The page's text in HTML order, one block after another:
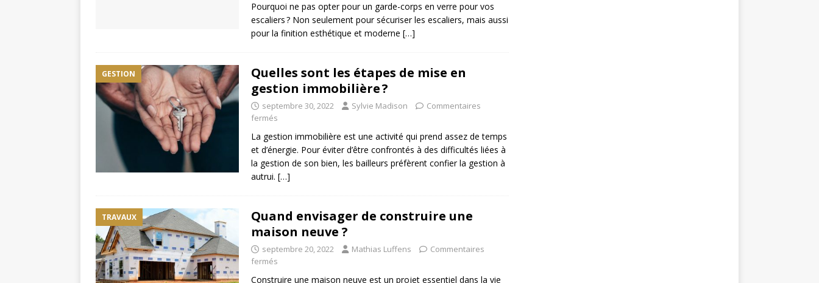
Pourquoi ne pas opter pour un garde-corps en verre pour vos
escaliers ? Non seulement pour sécuriser les escaliers, mais aussi
pour la finition esthétique et moderne […]
GESTION
Quelles sont les étapes de mise en
gestion immobilière ?
septembre 30, 2022 Sylvie Madison
Commentaires
fermés
La gestion immobilière est une activité qui prend assez de temps
et d’énergie. Pour éviter d’être confrontés à des difficultés liées à
la gestion de son bien, les bailleurs préfèrent confier la gestion à
autrui. […]
TRAVAUX
Quand envisager de construire une
maison neuve ?
septembre 20, 2022 Mathias Luffens
Commentaires
fermés
Construire une maison neuve est un projet essentiel dans la vie